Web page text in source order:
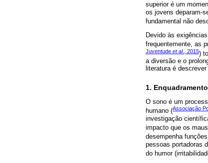
superior é um
os jovens deparam-
fundamental não
Devido às
frequentemente, as
Juventude et al., 2015)
a diversão e o
literatura é
1.
O sono é um
humano (Associação
investigação
impacto que os
desempenha
pessoas portadoras
do humor